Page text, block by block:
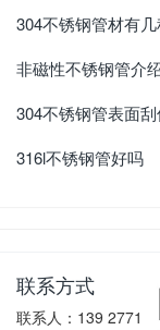
304不锈钢管材有几
非磁性不锈钢管介
304不锈钢管表面
316l不锈钢管好吗
联系方式
联系人：139 2771